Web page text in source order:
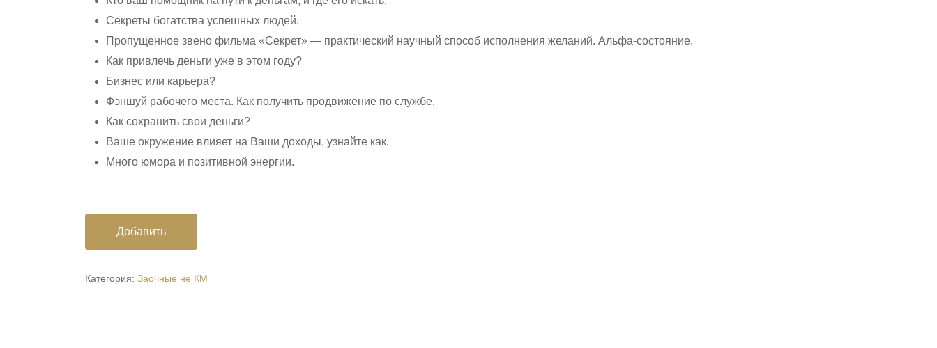
Секреты богатства успешных людей.
Пропущенное звено фильма «Секрет» — практический научный способ исполнения желаний. Альфа-состояние.
Как привлечь деньги уже в этом году?
Бизнес или карьера?
Фэншуй рабочего места. Как получить продвижение по службе.
Как сохранить свои деньги?
Ваше окружение влияет на Ваши доходы, узнайте как.
Много юмора и позитивной энергии.
Добавить
Категория: Заочные не КМ